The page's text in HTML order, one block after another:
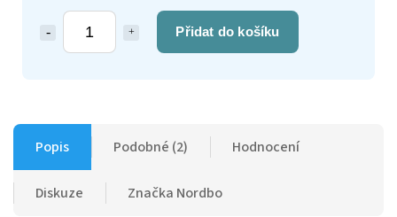
Přidat do košíku
Popis Podobné (2) Hodnocení
Diskuze Značka Nordbo